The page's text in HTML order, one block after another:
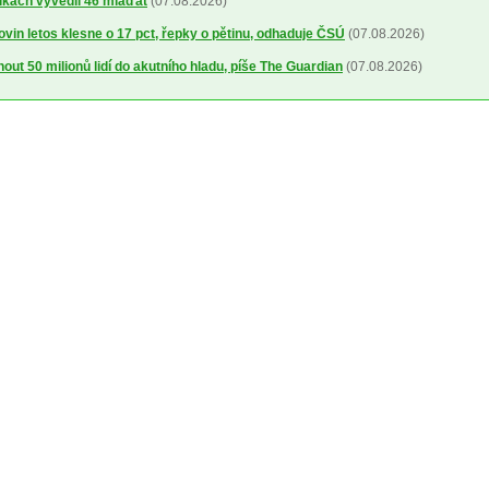
letos klesne o 17 pct, řepky o pětinu, odhaduje ČSÚ (07.08.2026)
50 milionů lidí do akutního hladu, píše The Guardian (07.08.2026)